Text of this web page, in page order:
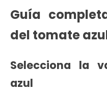
Guía
del tomate
Selecciona la
azul